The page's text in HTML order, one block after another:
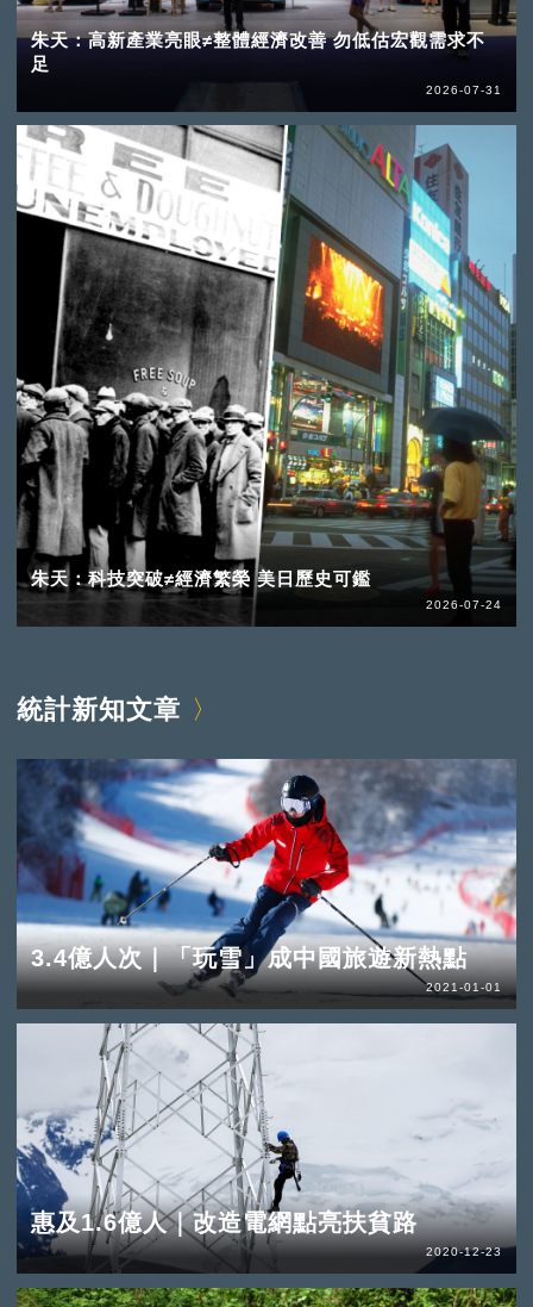
朱天：高新產業亮眼≠整體經濟改善 勿低估宏觀需求不
足
2026-07-31
朱天：科技突破≠經濟繁榮 美日歷史可鑑
2026-07-24
統計新知文章
3.4億人次｜「玩雪」成中國旅遊新熱點
2021-01-01
惠及1.6億人｜改造電網點亮扶貧路
2020-12-23